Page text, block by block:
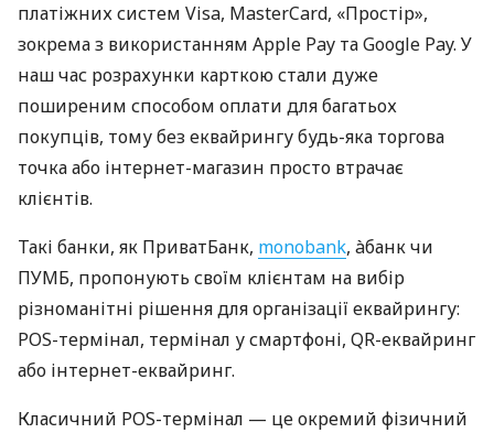
платіжних систем Visa, MasterCard, «Простір»,
зокрема з використанням Apple Pay та Google Pay. У
наш час розрахунки карткою стали дуже
поширеним способом оплати для багатьох
покупців, тому без еквайрингу будь-яка торгова
точка або інтернет-магазин просто втрачає
клієнтів.
Такі банки, як ПриватБанк, monobank, àбанк чи
ПУМБ, пропонують своїм клієнтам на вибір
різноманітні рішення для організації еквайрингу:
POS-термінал, термінал у смартфоні, QR-еквайринг
або інтернет-еквайринг.
Класичний POS-термінал — це окремий фізичний